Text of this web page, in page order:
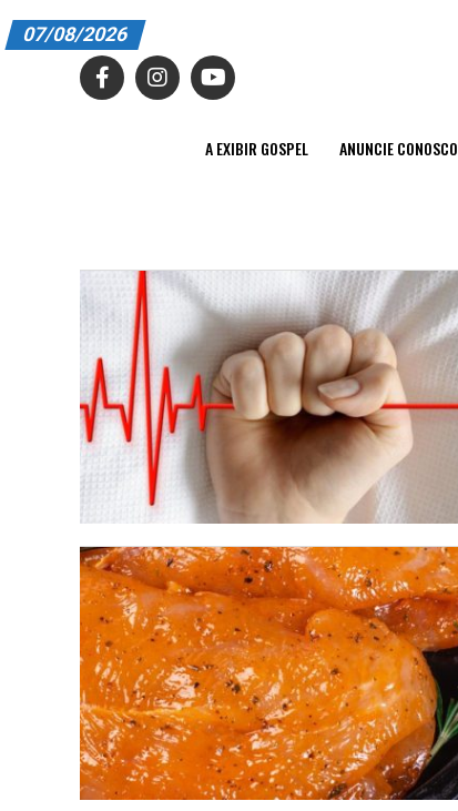
A EXIBIR GOSPEL
EDITORIAL
ENTREVISTAS
EXPEDIENTE
FINALIZAR COMPRA
LANÇAMENTOS
07/08/2026
A EXIBIR GOSPEL ANUNCIE CONOSCO